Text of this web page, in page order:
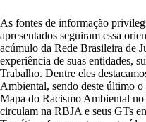
As fontes de informação
apresentados seguiram essa
acúmulo da Rede Brasileira de
experiência de suas entidades,
Trabalho. Dentre eles
Ambiental, sendo deste último
Mapa do Racismo Ambiental
circulam na RBJA e seus GTs